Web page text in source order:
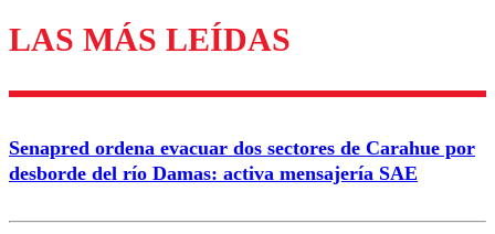
Los comentarios son moderados para garantizar un
diálogo respetuoso.
Correo
LAS MÁS LEÍDAS
Senapred ordena evacuar dos sectores de Carahue por
desborde del río Damas: activa mensajería SAE